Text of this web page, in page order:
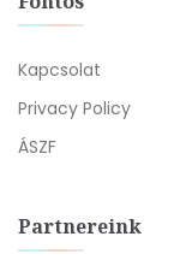
Kapcsolat
Privacy Policy
ÁSZF
Partnereink